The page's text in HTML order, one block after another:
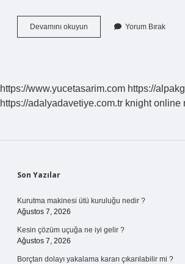
Devamını okuyun
Hangi
Yorum Bırak
https://www.yucetasarim.com https://
https://adalyadavetiye.com.tr knight online
Sidebar
Son Yazılar
Kurutma makinesi ütü kuruluğu nedir ?
Ağustos 7, 2026
Kesin çözüm uçuğa ne iyi gelir ?
Ağustos 7, 2026
Borçtan dolayı yakalama kararı çıkarılabilir mi ?